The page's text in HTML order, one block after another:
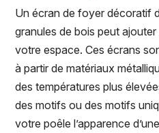
Un écran de foyer décoratif
granules de bois peut ajouter
votre espace. Ces écrans
à partir de matériaux
des températures plus
des motifs ou des motifs
votre poêle l’apparence